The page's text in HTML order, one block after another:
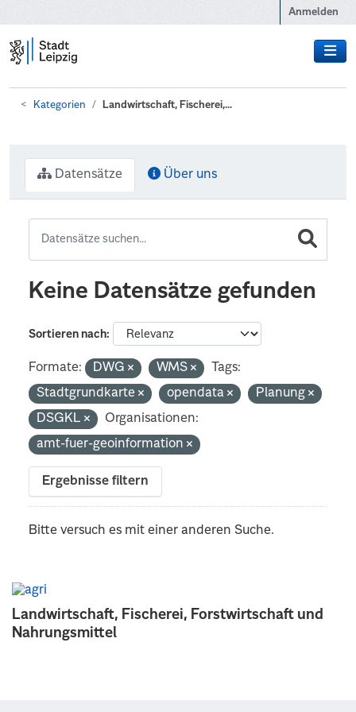
Anmelden
Kategorien Landwirtschaft, Fischerei,...
Landwirtschaft, Fischerei, Forstwirtschaft und
Nahrungsmittel
Datensätze Über uns
Keine Datensätze gefunden
Sortieren nach
Formate: DWG WMS
Tags:
Stadtgrundkarte
opendata
Planung
DSGKL
Organisationen:
amt-fuer-geoinformation
Ergebnisse filtern
Bitte versuch es mit einer anderen Suche.